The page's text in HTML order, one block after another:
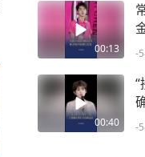
00:13 -
00:40 -